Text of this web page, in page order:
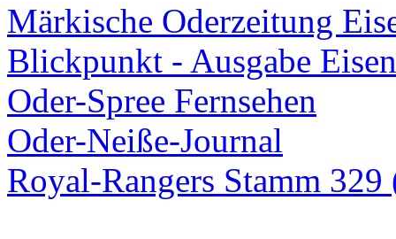
Märkische Oderzeitung
Blickpunkt - Ausgabe
Oder-Spree Fernsehen
Oder-Neiße-Journal
Royal-Rangers Stamm